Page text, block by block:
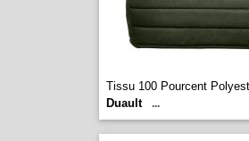
Tissu 100 Pourcent
Duault
...